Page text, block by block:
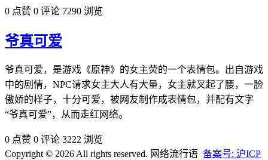
0 点赞 0 评论 7290 浏览
爷真可爱
爷真可爱，是游戏《原神》的女主荧的一个表情包。出自游戏
中的剧情，NPC请求女主大人有大量，女主就叉起了腰，一脸
傲娇的样子，十分可爱，被网友制作成表情包，并配有文字
“爷真可爱”，从而走红网络。
0 点赞 0 评论 3222 浏览
Copyright © 2026 All rights reserved. 网络流行语 备案号: 沪ICP